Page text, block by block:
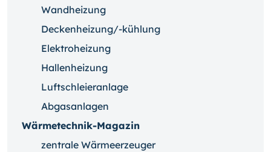
Wandheizung
Deckenheizung/-kühlung
Elektroheizung
Hallenheizung
Luftschleieranlage
Abgasanlagen
Wärmetechnik-Magazin
zentrale Wärmeerzeuger